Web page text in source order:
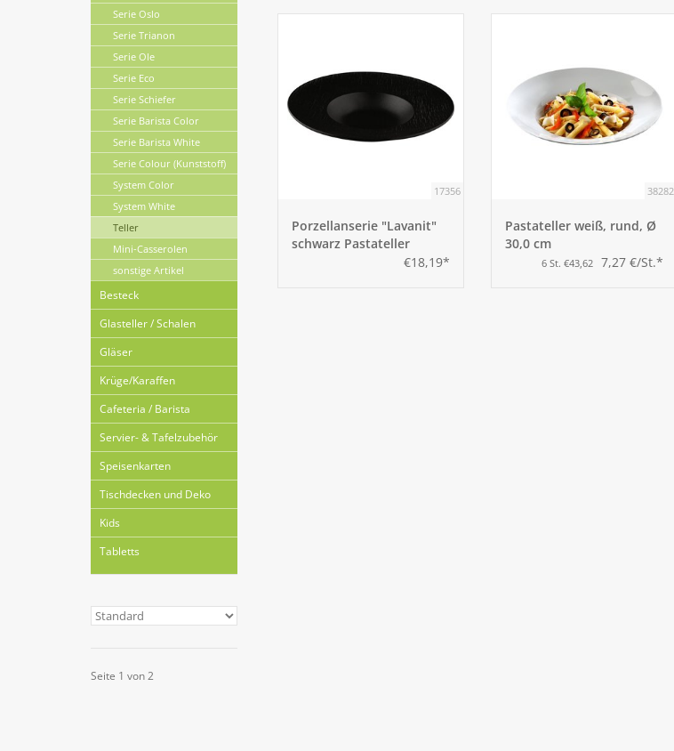
Serie Oslo
Serie Trianon
Serie Ole
Serie Eco
Serie Schiefer
Serie Barista Color
Serie Barista White
Serie Colour (Kunststoff)
System Color
System White
Teller
Mini-Casserolen
sonstige Artikel
Besteck
Glasteller / Schalen
Gläser
Krüge/Karaffen
Cafeteria / Barista
Servier- & Tafelzubehör
Speisenkarten
Tischdecken und Deko
Kids
Tabletts
17356
Porzellanserie "Lavanit"
schwarz Pastateller
€18,19*
38282
Pastateller weiß, rund, Ø
30,0 cm
6 St. €43,62 7,27 €/St.*
Seite 1 von 2